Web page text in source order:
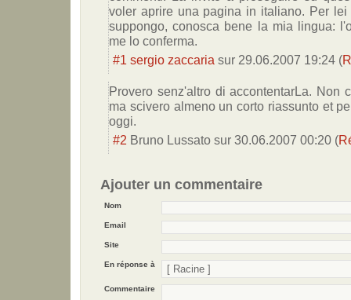
voler aprire una pagina in italiano. Per
suppongo, conosca bene la mia lingua:
me lo conferma.
#1 sergio zaccaria sur 29.06.2007 19:24 (
Provero senz'altro di accontentarLa. Non
ma scivero almeno un corto riassunto et
oggi.
#2 Bruno Lussato sur 30.06.2007 00:20 (
Ajouter un commentaire
Nom
Email
Site
En réponse à
Commentaire